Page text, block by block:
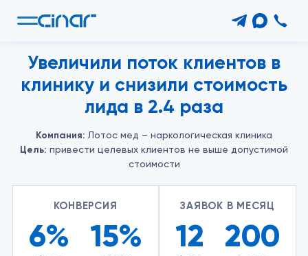
Увеличили поток клиентов в
клинику и снизили стоимость
лида в 2.4 раза
Компания: Лотос мед – наркологическая клиника
Цель: привести целевых клиентов не выше допустимой
стоимости
КОНВЕРСИЯ
6% 15%
ЗАЯВОК В МЕСЯЦ
12 200